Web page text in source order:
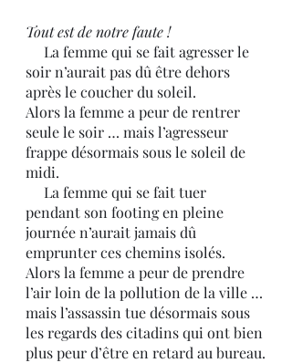
Tout est de notre faute !
soir n’aurait pas dû être dehors
après le coucher du soleil.
Alors la femme a peur de rentrer
seule le soir … mais l’agresseur
frappe désormais sous le soleil de
midi.
pendant son footing en pleine
journée n’aurait jamais dû
emprunter ces chemins isolés.
Alors la femme a peur de prendre
l’air loin de la pollution de la ville …
mais l’assassin tue désormais sous
les regards des citadins qui ont bien
plus peur d’être en retard au bureau.